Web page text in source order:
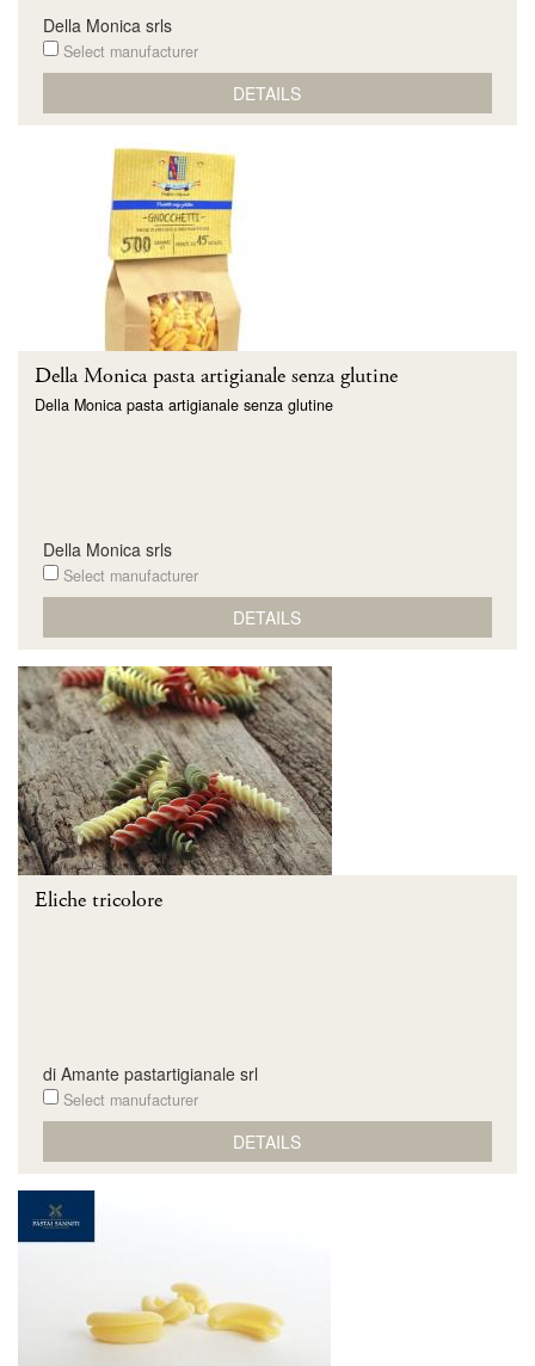
Della Monica srls
Select manufacturer
DETAILS
Della Monica pasta artigianale senza glutine
Della Monica pasta artigianale senza glutine
Della Monica srls
Select manufacturer
DETAILS
Eliche tricolore
di Amante pastartigianale srl
Select manufacturer
DETAILS